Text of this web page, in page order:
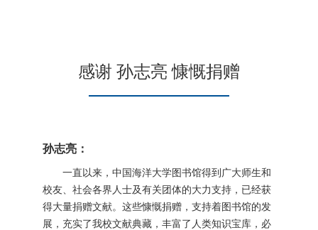
感谢 孙志亮 慷慨捐赠
孙志亮：
一直以来，中国海洋大学图书馆得到广大师生和
校友、社会各界人士及有关团体的大力支持，已经获
得大量捐赠文献。这些慷慨捐赠，支持着图书馆的发
展，充实了我校文献典藏，丰富了人类知识宝库，必